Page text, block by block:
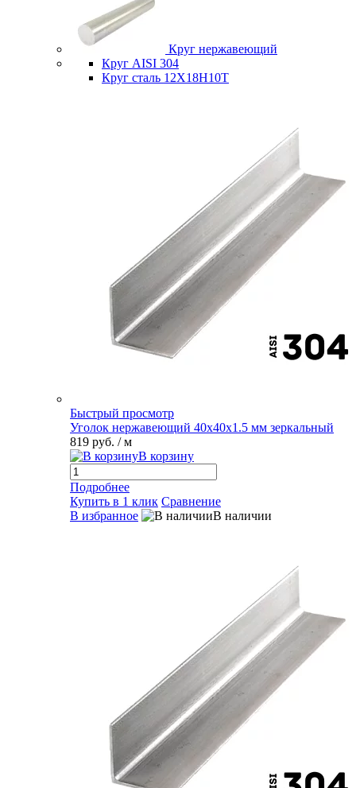
Круг нержавеющий
Круг AISI 304
Круг сталь 12Х18Н10Т
Быстрый просмотр
Уголок нержавеющий 40х40х1.5 мм зеркальный
819 руб. / м
В корзину
Подробнее
Купить в 1 клик Сравнение
В избранное
В наличии